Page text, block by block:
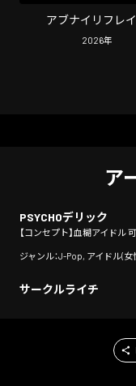
アブナイリフレ
2026年
ア
PSYCHOデリック
【コンセプト】血糊アイドル
ジャンル：J-Pop, アイドル(女
サークルライチ